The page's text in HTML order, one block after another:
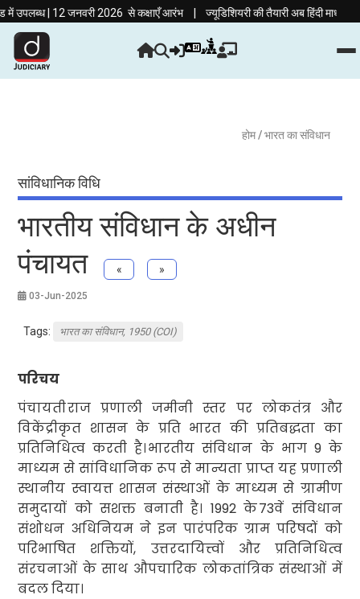
| 12 जनवरी 2026 से कक्षाएँ आरंभ|ज्यूडिशियरी की तैयारी अब हिंदी माध्यम में!
होम/ भारत का संविधान
सांविधानिक विधि
भारतीय संविधान के अधीन
पंचायत
« »
03-Jun-2025
Tags: भारत का संविधान, 1950 (COI)
परिचय
पंचायतीराज प्रणाली जमीनी स्तर पर लोकतंत्र और
विकेंद्रीकृत शासन के प्रति भारत की प्रतिबद्धता का
प्रतिनिधित्व करती है।भारतीय संविधान के भाग 9 के
माध्यम से सांविधानिक रूप से मान्यता प्राप्त यह प्रणाली
स्थानीय स्वायत्त शासन संस्थाओं के माध्यम से ग्रामीण
समुदायों को सशक्त बनाती है। 1992के73वें संविधान
संशोधन अधिनियम ने इन पारंपरिक ग्राम परिषदों को
परिभाषित शक्तियों, उत्तरदायित्त्वों और प्रतिनिधित्व
संरचनाओं के साथ औपचारिक लोकतांत्रिक संस्थाओं में
बदल दिया।